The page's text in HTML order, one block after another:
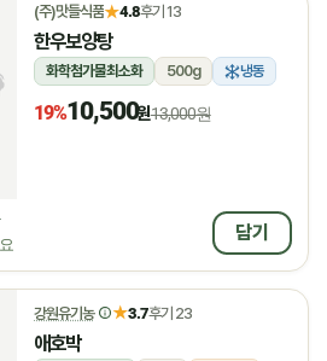
(주)맛들식품★4.8후기 13
한우보양탕
화학첨가물최소화 500g 냉동
19%10,500원13,000원
담기
강원유기농 ★3.7후기 23
애호박